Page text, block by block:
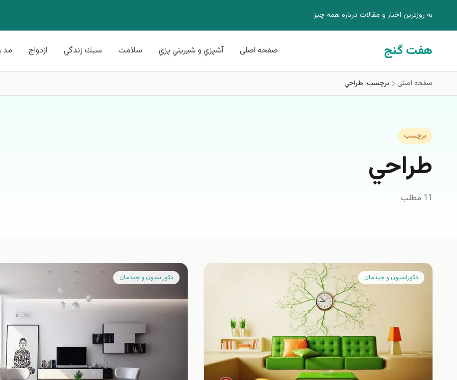
به روزترين اخبار و مقالات درباره همه چيز
هفت گنج صفحه اصلی آشپزي و شيريني پزي سلامت سبك زندگي ازدواج مد
صفحه اصلی برچسب: طراحي
برچسب
طراحي
11 مطلب
دكوراسيون و چيدمان دكوراسيون و چيدمان